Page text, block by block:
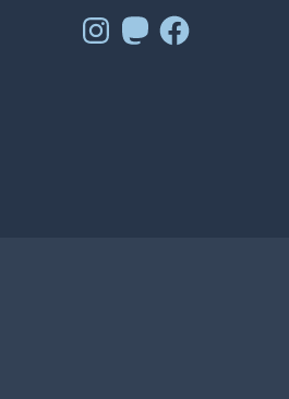
Instagram
MastodonFacebook